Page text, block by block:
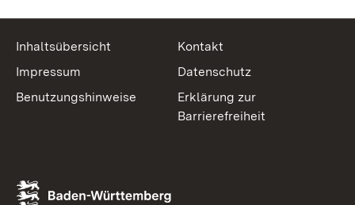
Inhaltsübersicht
Kontakt
Impressum
Datenschutz
Benutzungshinweise
Erklärung zur
Barrierefreiheit